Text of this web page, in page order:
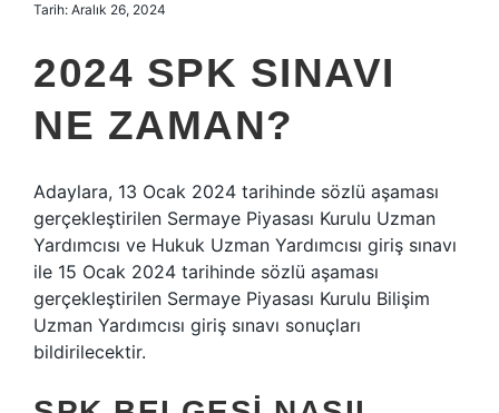
Tarih: Aralık 26, 2024
2024 SPK SINAVI
NE ZAMAN?
Adaylara, 13 Ocak 2024 tarihinde sözlü aşaması
gerçekleştirilen Sermaye Piyasası Kurulu Uzman
Yardımcısı ve Hukuk Uzman Yardımcısı giriş sınavı
ile 15 Ocak 2024 tarihinde sözlü aşaması
gerçekleştirilen Sermaye Piyasası Kurulu Bilişim
Uzman Yardımcısı giriş sınavı sonuçları
bildirilecektir.